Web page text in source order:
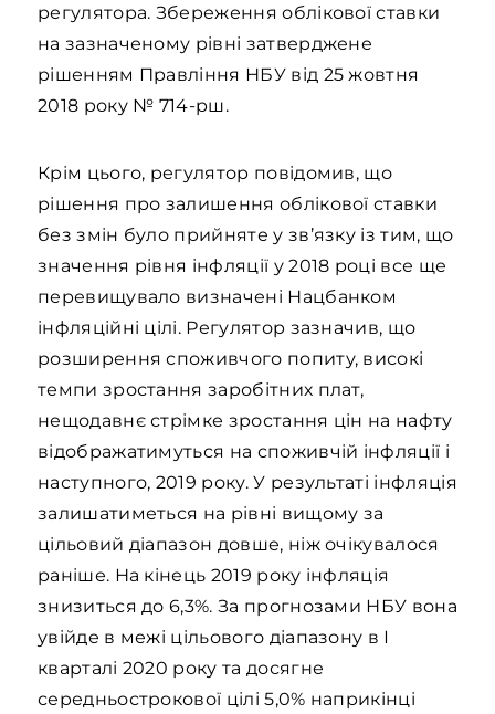
регулятора. Збереження облікової ставки
на зазначеному рівні затверджене
рішенням Правління НБУ від 25 жовтня
2018 року № 714-рш.
Крім цього, регулятор повідомив, що
рішення про залишення облікової ставки
без змін було прийняте у зв’язку із тим, що
значення рівня інфляції у 2018 році все ще
перевищувало визначені Нацбанком
інфляційні цілі. Регулятор зазначив, що
розширення споживчого попиту, високі
темпи зростання заробітних плат,
нещодавнє стрімке зростання цін на нафту
відображатимуться на споживчій інфляції і
наступного, 2019 року. У результаті інфляція
залишатиметься на рівні вищому за
цільовий діапазон довше, ніж очікувалося
раніше. На кінець 2019 року інфляція
знизиться до 6,3%. За прогнозами НБУ вона
увійде в межі цільового діапазону в І
кварталі 2020 року та досягне
середньострокової цілі 5,0% наприкінці